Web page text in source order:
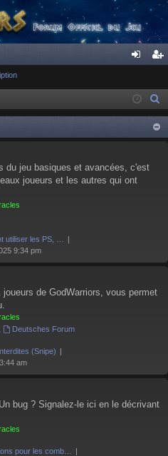
ne
xi
on
cri
pti
on
du jeu basiques et avancées, c'est
joueurs et les autres qui ont
utiliser les PS, …
9:34 pm
de GodWarriors, vous permet
Deutsches Forum
(Snipe)
am
bug ? Signalez-le ici en le décrivant
pour les comb…